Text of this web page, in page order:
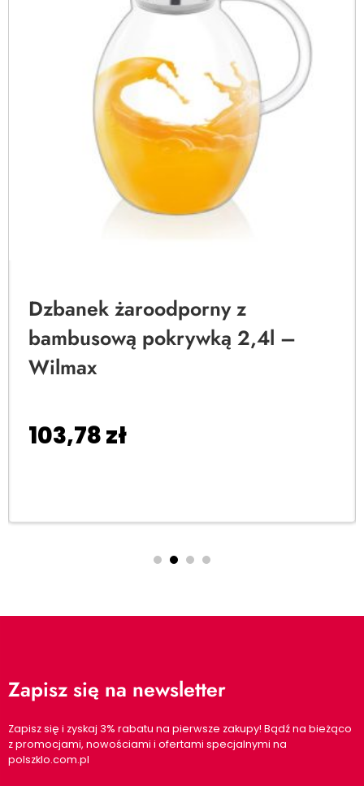
Dzbanek żaroodporny z
bambusową pokrywką 2,4l –
Wilmax
103,78zł
Zapisz się na newsletter
Zapisz się i zyskaj 3% rabatu na pierwsze zakupy! Bądź na bieżąco
z promocjami, nowościami i ofertami specjalnymi na
polszklo.com.pl